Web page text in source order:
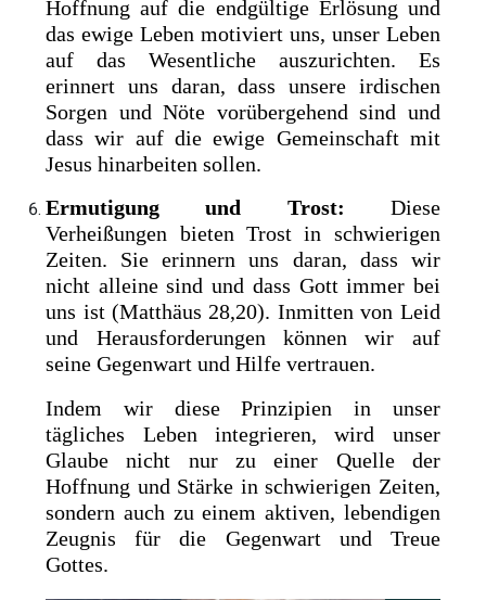
Hoffnung auf die endgültige Erlösung und
das ewige Leben motiviert uns, unser Leben
auf das Wesentliche auszurichten. Es
erinnert uns daran, dass unsere irdischen
Sorgen und Nöte vorübergehend sind und
dass wir auf die ewige Gemeinschaft mit
Jesus hinarbeiten sollen.
Ermutigung und Trost: Diese
Verheißungen bieten Trost in schwierigen
Zeiten. Sie erinnern uns daran, dass wir
nicht alleine sind und dass Gott immer bei
uns ist (Matthäus 28,20). Inmitten von Leid
und Herausforderungen können wir auf
seine Gegenwart und Hilfe vertrauen.
Indem wir diese Prinzipien in unser
tägliches Leben integrieren, wird unser
Glaube nicht nur zu einer Quelle der
Hoffnung und Stärke in schwierigen Zeiten,
sondern auch zu einem aktiven, lebendigen
Zeugnis für die Gegenwart und Treue
Gottes.